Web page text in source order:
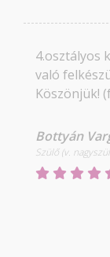
4.osztályos
való
Köszönjük!
Bottyán
Szülő (v.